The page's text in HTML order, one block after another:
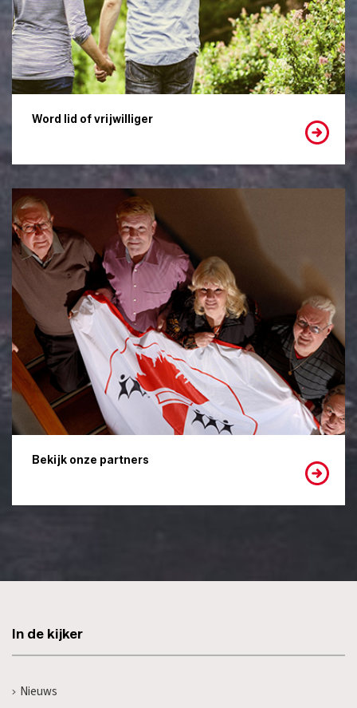
Word lid of vrijwilliger
Bekijk onze partners
In de kijker
Nieuws